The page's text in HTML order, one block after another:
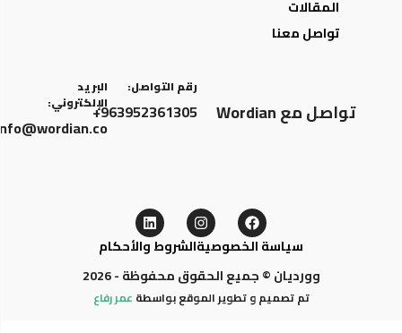
المقالات
تواصل معنا
تواصل مع Wordian
رقم التواصل:
963952361305+
البريد
الإلكتروني:
info@wordian.co
سياسة الخصوصيةالشروط والأحكام
وورديان © جميع الحقوق محفوظة - 2026
تم تصميم و تطوير الموقع بواسطة عمر رفاع